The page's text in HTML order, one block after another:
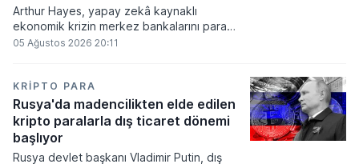
Arthur Hayes, yapay zekâ kaynaklı
ekonomik krizin merkez bankalarını para
basmaya zorlayacağını ve bu durumun
kayıplarının tetikleyeceği kredi krizinin
küresel likidite artışına yol açacağını belirtti
ve bitcoinin bu süreçte en hızlı tepki veren
varlık olacağı vurguladı.
05 Ağustos 2026 20:11
KRIPTO PARA
Rusya'da madencilikten elde edilen
kripto paralarla dış ticaret dönemi
başlıyor
Rusya devlet başkanı Vladimir Putin, dış